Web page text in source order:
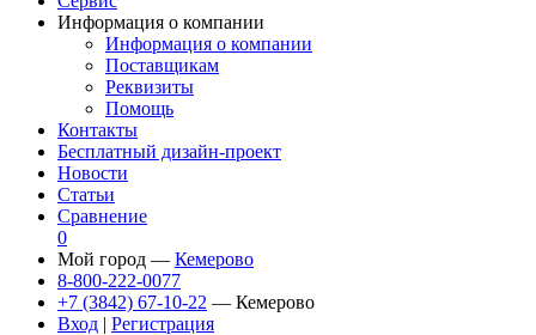
Информация о компании
Информация о компании
Поставщикам
Реквизиты
Помощь
Контакты
Бесплатный дизайн-проект
Новости
Статьи
Сравнение
0
Мой город — Кемерово
8-800-222-0077
+7 (3842) 67-10-22 — Кемерово
Вход | Регистрация